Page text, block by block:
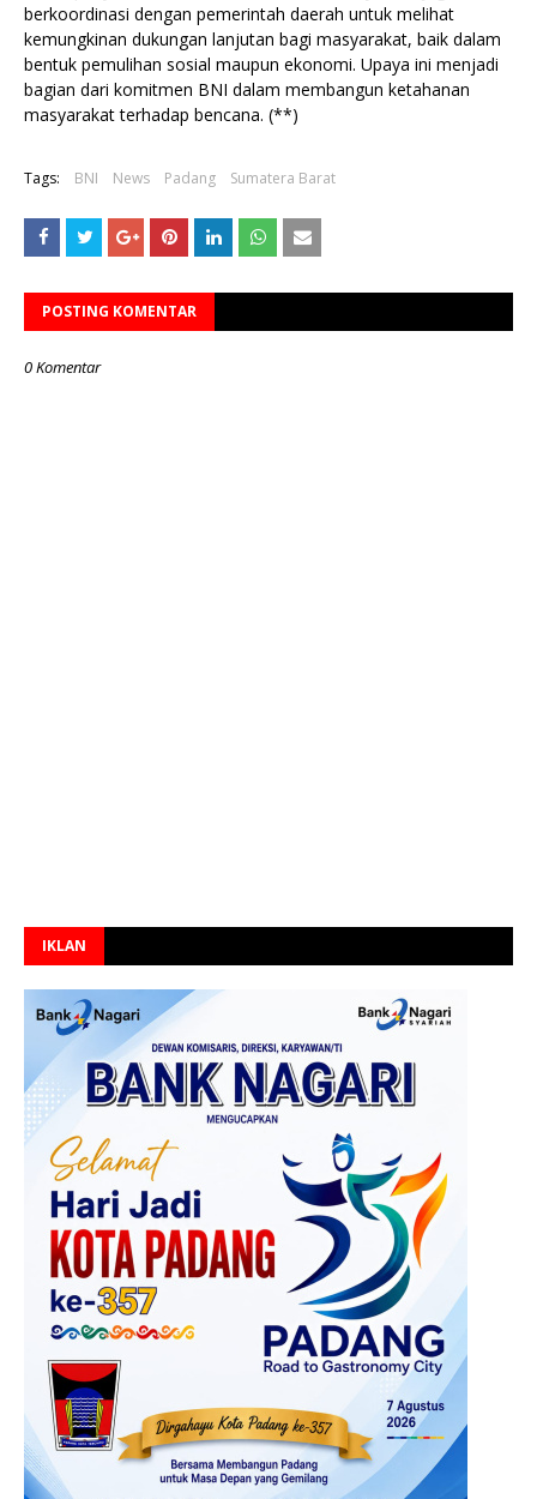
berkoordinasi dengan pemerintah daerah untuk melihat
kemungkinan dukungan lanjutan bagi masyarakat, baik dalam
bentuk pemulihan sosial maupun ekonomi. Upaya ini menjadi
bagian dari komitmen BNI dalam membangun ketahanan
masyarakat terhadap bencana. (**)
Tags: BNI News Padang Sumatera Barat
POSTING KOMENTAR
0 Komentar
IKLAN